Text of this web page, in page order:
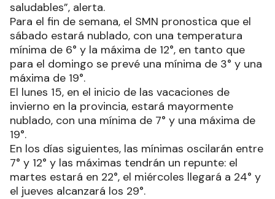
saludables”, alerta.
Para el fin de semana, el SMN pronostica que el
sábado estará nublado, con una temperatura
mínima de 6° y la máxima de 12°, en tanto que
para el domingo se prevé una mínima de 3° y una
máxima de 19°.
El lunes 15, en el inicio de las vacaciones de
invierno en la provincia, estará mayormente
nublado, con una mínima de 7° y una máxima de
19°.
En los días siguientes, las mínimas oscilarán entre
7° y 12° y las máximas tendrán un repunte: el
martes estará en 22°, el miércoles llegará a 24° y
el jueves alcanzará los 29°.